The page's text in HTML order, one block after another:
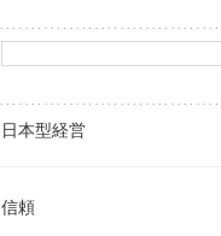
日本型経営
信頼